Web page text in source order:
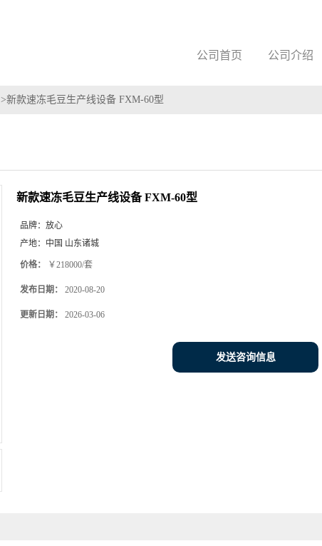
公司首页 公司介绍
>新款速冻毛豆生产线设备 FXM-60型
新款速冻毛豆生产线设备 FXM-60型
品牌： 放心
产地： 中国 山东诸城
价格： ￥218000/套
发布日期： 2020-08-20
更新日期： 2026-03-06
发送咨询信息